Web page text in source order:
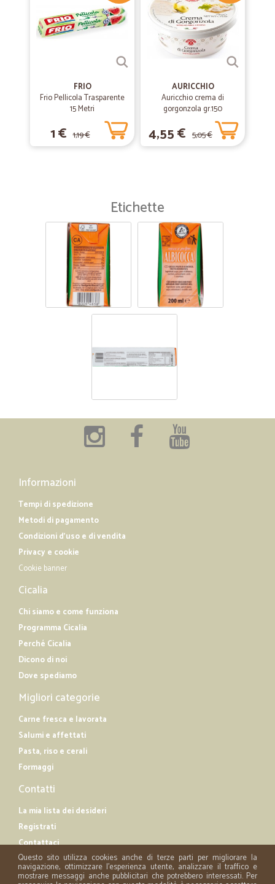
FRIO
Frio Pellicola Trasparente
15 Metri
1 € 1,19 €
AURICCHIO
Auricchio crema di
gorgonzola gr.150
4,55 € 5,05 €
Etichette
Informazioni
Tempi di spedizione
Metodi di pagamento
Condizioni d'uso e di vendita
Privacy e cookie
Cookie banner
Cicalia
Chi siamo e come funziona
Programma Cicalia
Perché Cicalia
Dicono di noi
Dove spediamo
Migliori categorie
Carne fresca e lavorata
Salumi e affettati
Pasta, riso e cerali
Formaggi
Contatti
La mia lista dei desideri
Registrati
Contattaci
Questo sito utilizza cookies anche di terze parti per migliorare la
navigazione, ottimizzare l'esperienza utente, analizzare il traffico e
mostrare messaggi anche pubblicitari che potrebbero interessati. Per